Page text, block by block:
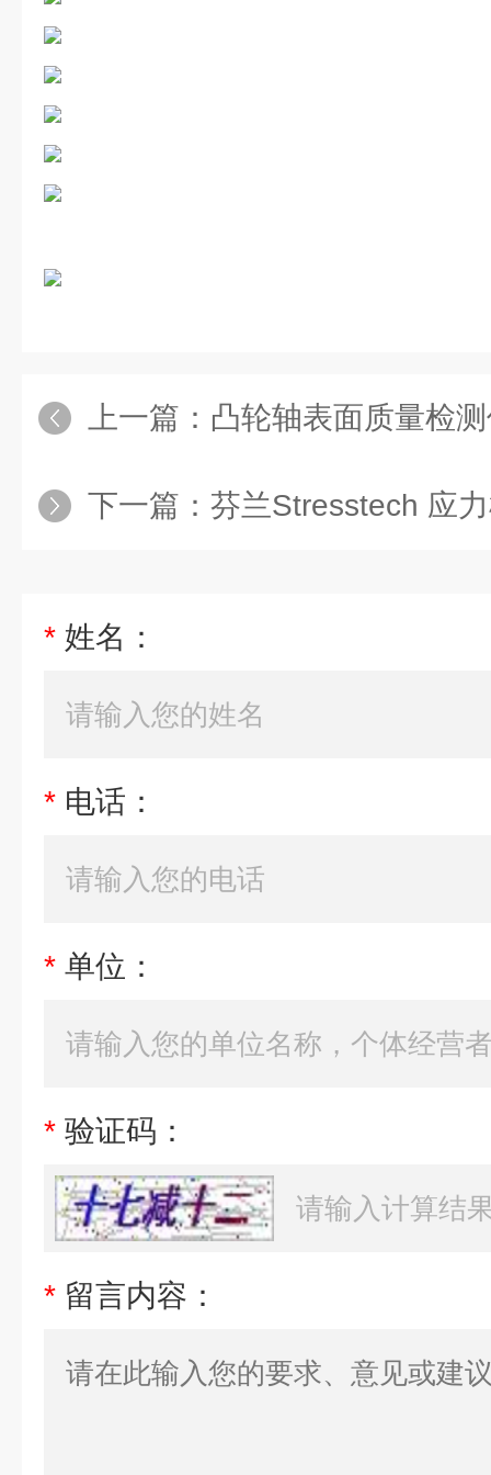
上一篇： 凸轮轴表面质量检测仪 可用于
下一篇： 芬兰Stresstech 应力检测仪 采
* 姓名：
* 电话：
* 单位：
* 验证码：
* 留言内容：